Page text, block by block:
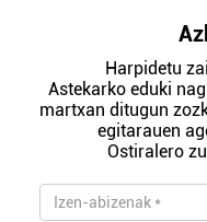
Harpidetu
Astekarko eduki
martxan ditugun
egitarauen
Ostiralero